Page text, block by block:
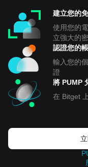
建立您的
使用您的
立強大的
認證您的
輸入您的
證
將 PUMP
在 Bitget